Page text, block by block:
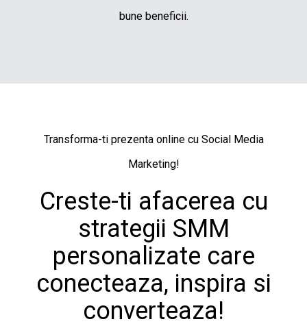
bune beneficii.
Transforma-ti prezenta online cu Social Media
Marketing!
Creste-ti afacerea cu
strategii SMM
personalizate care
conecteaza, inspira si
converteaza!